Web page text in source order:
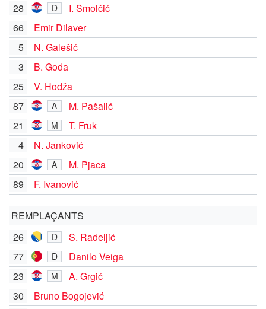
28
D
I. Smolčić
66
Emir Dilaver
5
N. Galešić
3
B. Goda
25
V. Hodža
87
A
M. Pašalić
21
M
T. Fruk
4
N. Janković
20
A
M. Pjaca
89
F. Ivanović
REMPLAÇANTS
26
D
S. Radeljić
77
D
Danilo Veiga
23
M
A. Grgić
30
Bruno Bogojević